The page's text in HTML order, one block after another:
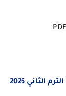
تحميل كتاب جيم Gem انجليزي تانية ثانوي الترم الثاني 2026